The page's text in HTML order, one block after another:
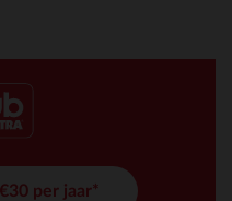
€30 per jaar*